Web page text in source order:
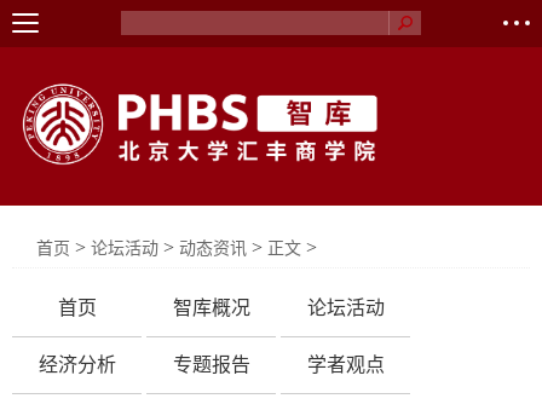
首页 > 论坛活动 > 动态资讯 > 正文 >
首页 智库概况 论坛活动
经济分析 专题报告 学者观点